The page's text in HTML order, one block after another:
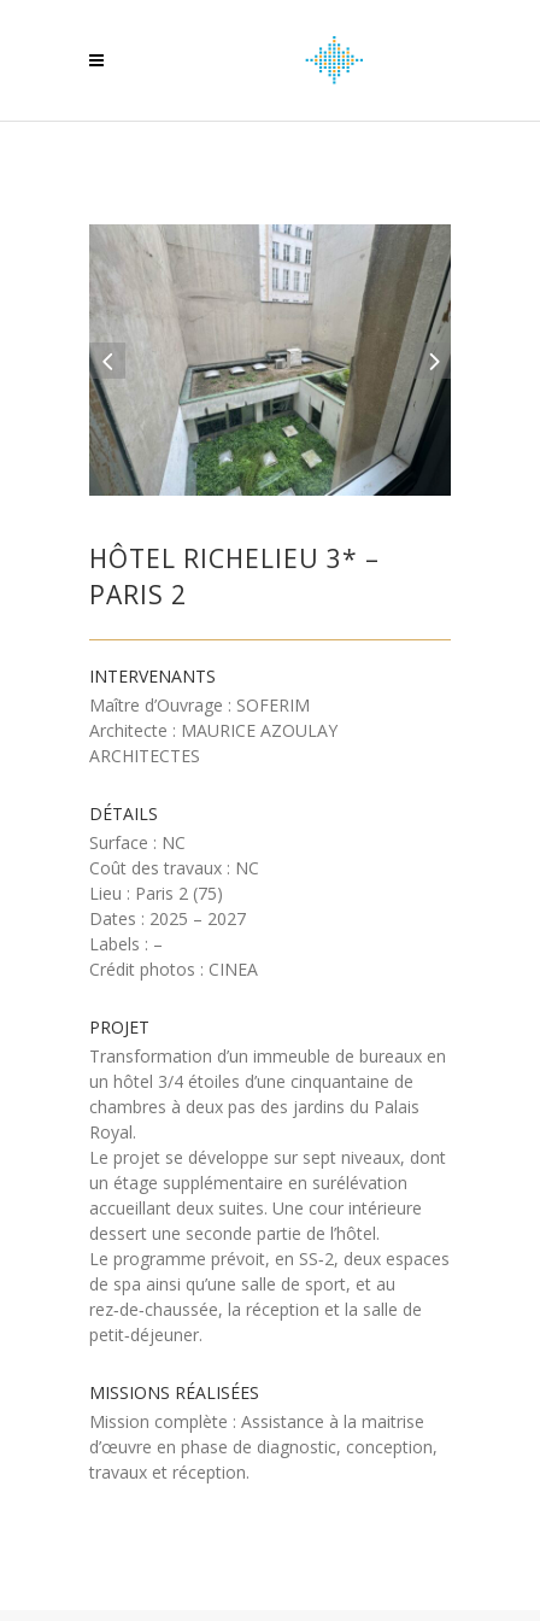
HÔTEL RICHELIEU 3* –
PARIS 2
INTERVENANTS
Maître d’Ouvrage : SOFERIM
Architecte : MAURICE AZOULAY
ARCHITECTES
DÉTAILS
Surface : NC
Coût des travaux : NC
Lieu : Paris 2 (75)
Dates : 2025 – 2027
Labels : –
Crédit photos : CINEA
PROJET
Transformation d’un immeuble de bureaux en
un hôtel 3/4 étoiles d’une cinquantaine de
chambres à deux pas des jardins du Palais
Royal.
Le projet se développe sur sept niveaux, dont
un étage supplémentaire en surélévation
accueillant deux suites. Une cour intérieure
dessert une seconde partie de l’hôtel.
Le programme prévoit, en SS‑2, deux espaces
de spa ainsi qu’une salle de sport, et au
rez‑de‑chaussée, la réception et la salle de
petit‑déjeuner.
MISSIONS RÉALISÉES
Mission complète : Assistance à la maitrise
d’œuvre en phase de diagnostic, conception,
travaux et réception.